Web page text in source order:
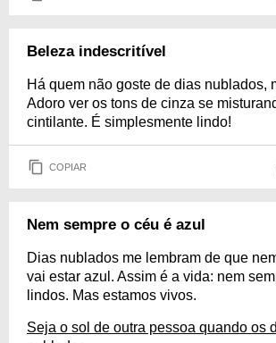
Beleza indescritível
Há quem não goste de dias nublados,
Adoro ver os tons de cinza se
cintilante. É simplesmente lindo!
COPIAR
Nem sempre o céu é azul
Dias nublados me lembram de que
vai estar azul. Assim é a vida: nem
lindos. Mas estamos vivos.
Seja o sol de outra pessoa quando os